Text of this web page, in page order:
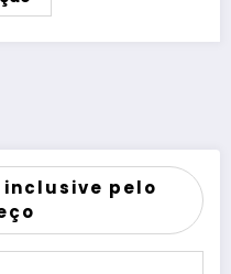
inclusive pelo